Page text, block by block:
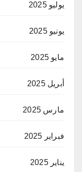
يوليو 2025
يونيو 2025
مايو 2025
أبريل 2025
مارس 2025
فبراير 2025
يناير 2025